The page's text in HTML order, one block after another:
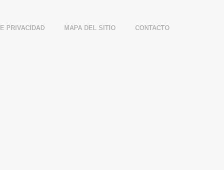
PRIVACIDAD MAPA DEL SITIO CONTACTO